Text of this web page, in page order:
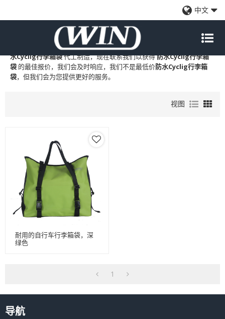
中文
防水Cyclig行李箱袋的专业中国制造商和供应商，我们提供定
防水Cyclig行李箱袋工厂、自有品牌防水Cyclig行李箱袋
水Cyclig行李箱袋代工制造，现在联系我们以获得防水Cyclig行李箱
袋 的最佳报价，我们会及时响应，我们不是最低价防水Cyclig行李箱
袋，但我们会为您提供更好的服务。
视图
耐用的自行车行李箱袋，深
绿色
1
导航